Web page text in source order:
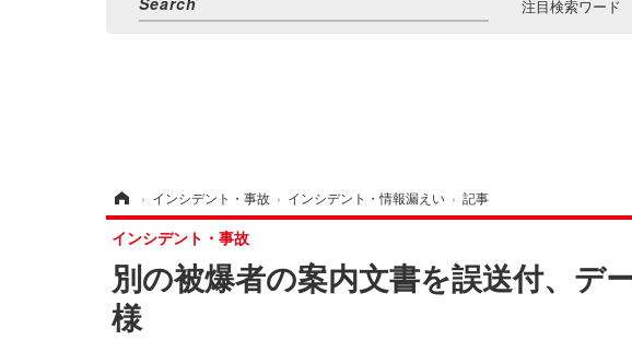
注目検索ワード
› インシデント・事故 › インシデント・情報漏えい › 記事
別の被爆者の案内文書を誤送付、デ
様
インシデント・事故